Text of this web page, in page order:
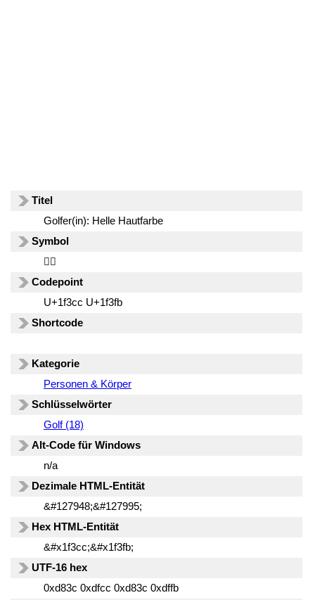
Titel
Golfer(in): Helle Hautfarbe
Symbol
🏌🏻
Codepoint
U+1f3cc U+1f3fb
Shortcode
Kategorie
Personen & Körper
Schlüsselwörter
Golf (18)
Alt-Code für Windows
n/a
Dezimale HTML-Entität
&#127948;&#127995;
Hex HTML-Entität
&#x1f3cc;&#x1f3fb;
UTF-16 hex
0xd83c 0xdfcc 0xd83c 0xdffb